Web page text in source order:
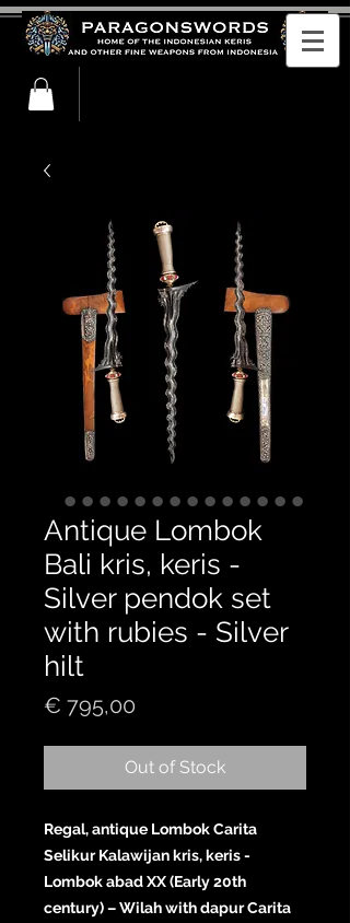
Antique Lombok
Bali kris, keris -
Silver pendok set
with rubies - Silver
hilt
€ 795,00
Out of Stock
Regal, antique Lombok Carita
Selikur Kalawijan kris, keris -
Lombok abad XX (Early 20th
century) – Wilah with dapur Carita